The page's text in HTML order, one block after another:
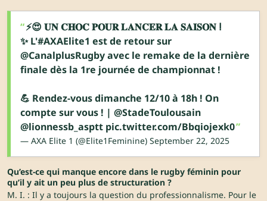
⚡️😍 𝐔𝐍 𝐂𝐇𝐎𝐂 𝐏𝐎𝐔𝐑 𝐋𝐀𝐍𝐂𝐄𝐑 𝐋𝐀 𝐒𝐀𝐈𝐒𝐎𝐍 ⵑ
✨ L'#AXAElite1 est de retour sur
@CanalplusRugbyavec le remake de la dernière
finale dès la 1re journée de championnat !
💪 Rendez-vous dimanche 12/10 à 18h ! On
compte sur vous ! | @StadeToulousain
@lionnessb_asptt pic.twitter.com/Bbqiojexk0
— AXA Elite 1 (@Elite1Feminine) September 22, 2025
Qu’est-ce qui manque encore dans le rugby féminin pour
qu’il y ait un peu plus de structuration ?
M. I. : Il y a toujours la question du professionnalisme. Pour le